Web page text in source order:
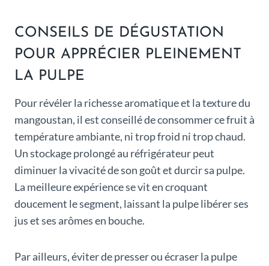
CONSEILS DE DÉGUSTATION
POUR APPRÉCIER PLEINEMENT
LA PULPE
Pour révéler la richesse aromatique et la texture du
mangoustan, il est conseillé de consommer ce fruit à
température ambiante, ni trop froid ni trop chaud.
Un stockage prolongé au réfrigérateur peut
diminuer la vivacité de son goût et durcir sa pulpe.
La meilleure expérience se vit en croquant
doucement le segment, laissant la pulpe libérer ses
jus et ses arômes en bouche.
Par ailleurs, éviter de presser ou écraser la pulpe